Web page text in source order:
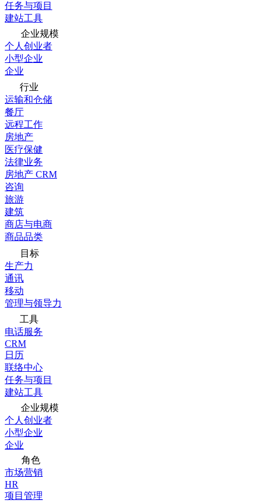
任务与项目
建站工具
企业规模
个人创业者
小型企业
企业
行业
运输和仓储
餐厅
远程工作
房地产
医疗保健
法律业务
房地产 CRM
咨询
旅游
建筑
商店与电商
商品品类
目标
生产力
通讯
移动
管理与领导力
工具
电话服务
CRM
日历
联络中心
任务与项目
建站工具
企业规模
个人创业者
小型企业
企业
角色
市场营销
HR
项目管理